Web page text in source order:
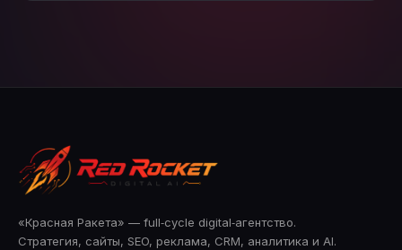
«Красная Ракета» — full‑cycle digital‑агентство.
Стратегия, сайты, SEO, реклама, CRM, аналитика и AI.